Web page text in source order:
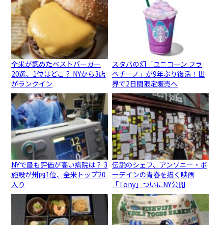
全米が認めたベストバーガー
20選、1位はどこ？ NYから3店
がランクイン
スタバの幻「ユニコーン フラ
ペチーノ」が9年ぶり復活！世
界で2日間限定販売へ
NYで最も評価が高い病院は？ 3
施設が州内1位、全米トップ20
入り
伝説のシェフ、アンソニー・ボ
ーデインの青春を描く映画
「Tony」ついにNY公開